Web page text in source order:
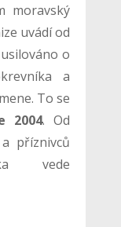
moravský
uvádí od
o
a
To se
2004. Od
příznivců
vede